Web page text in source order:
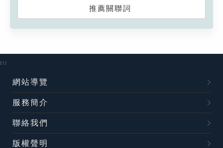
推薦關聯詞
:::
網站導覽
服務簡介
聯絡我們
版權聲明